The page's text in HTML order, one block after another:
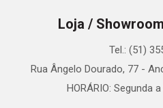
Loja /
Tel.: (51)
Rua Ângelo Dourado, 77 -
HORÁRIO: Segunda